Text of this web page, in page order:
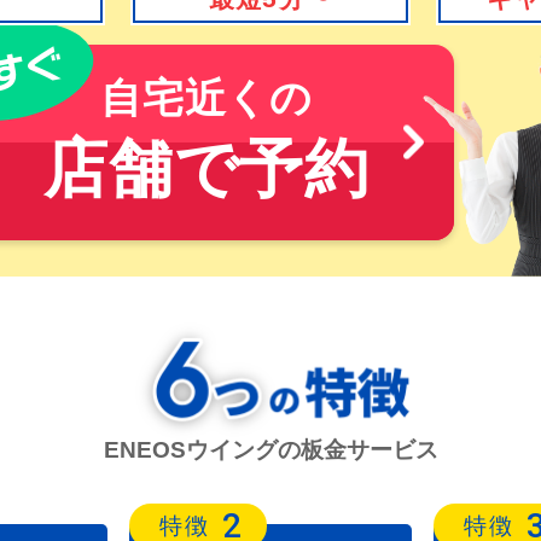
自宅近くの
店舗で予約
ENEOSウイングの板金サービス
特徴 2 特徴